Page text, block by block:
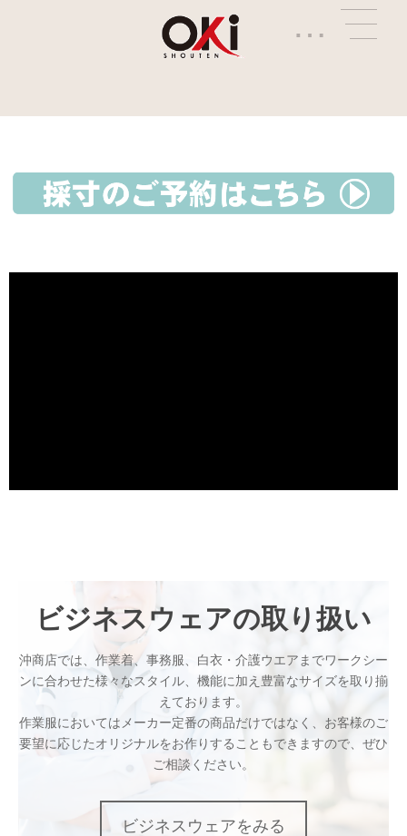
…
ビジネスウェアの取り扱い
沖商店では、作業着、事務服、白衣・介護ウエアまでワークシー
ンに合わせた様々なスタイル、機能に加え豊富なサイズを取り揃
えております。
作業服においてはメーカー定番の商品だけではなく、お客様のご
要望に応じたオリジナルをお作りすることもできますので、ぜひ
ご相談ください。
ビジネスウェアをみる